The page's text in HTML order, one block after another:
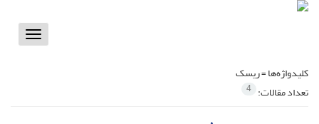
Toggle
کلیدواژه‌ها =ریسک
تعداد مقالات: 4